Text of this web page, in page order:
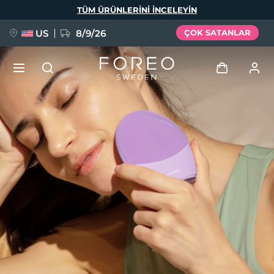
TÜM ÜRÜNLERINI INCELEYIN
US 8/9/26 ÇOK SATANLAR
Kullanici profi̇li̇
Cihazlarım
Siparişlerim
Adresim
Aboneliklerim
YENİ
FAQ™ Pure Beauty-Tech Elixir
BREAKING NEWS
issa™ Teeth Whitening Set
Dil Seçimi
English Deutsch
Español
Français
Italiano
Português
Svenska
Русский
Türkçe
简体中文 繁體中文